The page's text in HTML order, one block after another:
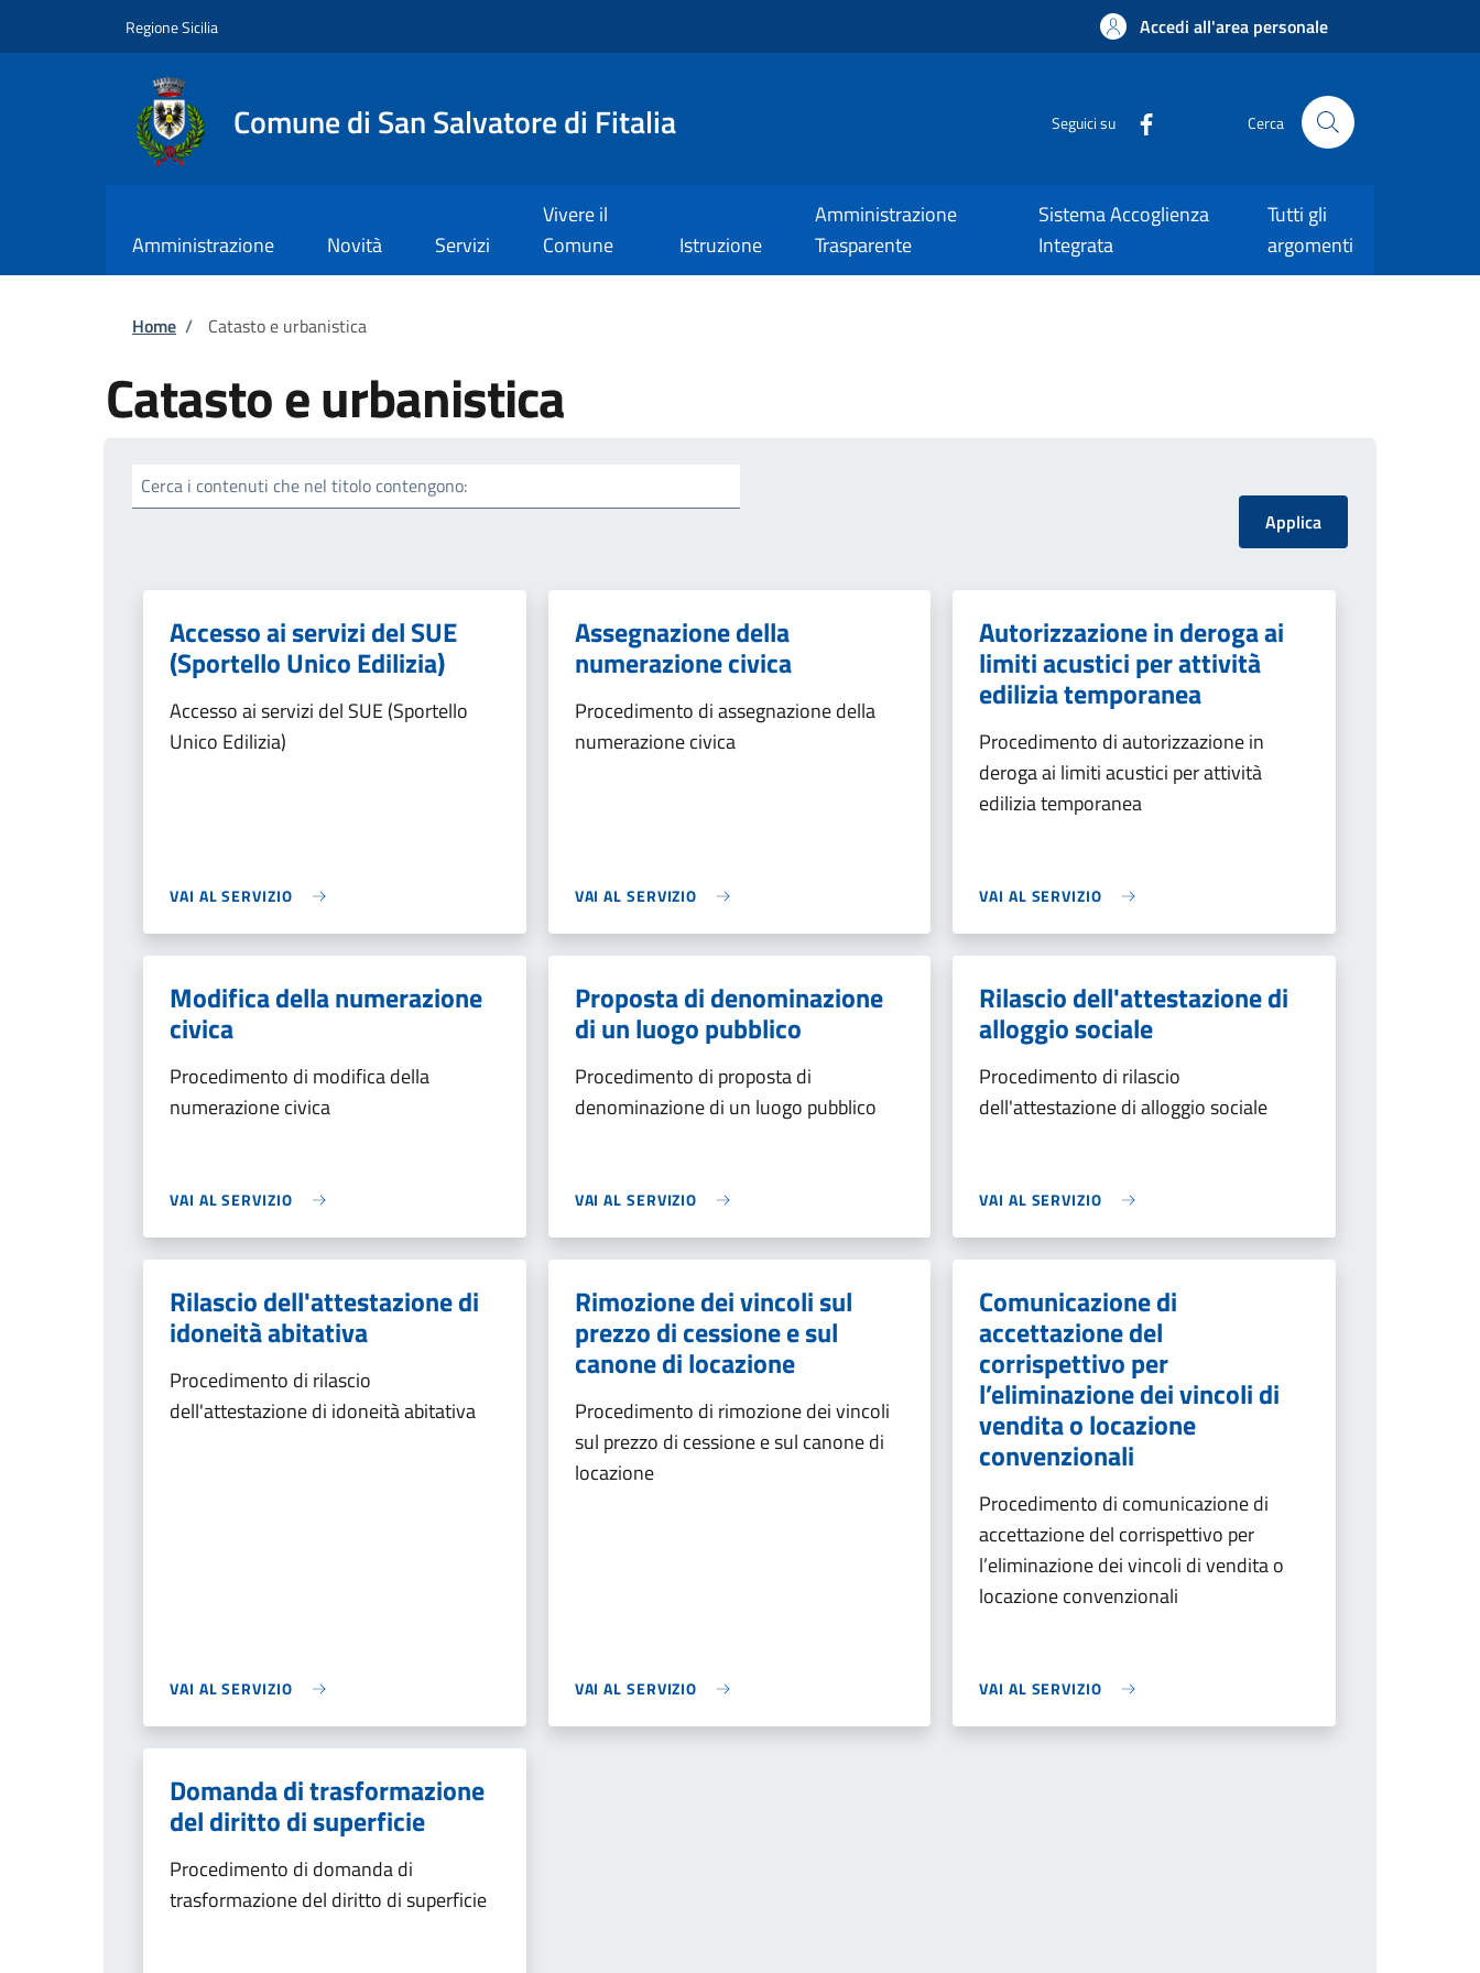
Regione Sicilia Accedi all'area personale
Comune di San Salvatore di Fitalia Seguici su Cerca
Amministrazione Novità Servizi
Vivere il
Comune
Istruzione
Amministrazione
Trasparente
Sistema Accoglienza
Integrata
Tutti gli
argomenti
Briciole di pane
Home / Catasto e urbanistica
Catasto e urbanistica
Cerca i contenuti che nel titolo contengono:
Accesso ai servizi del SUE
(Sportello Unico Edilizia)
Accesso ai servizi del SUE (Sportello
Unico Edilizia)
VAI AL SERVIZIO
Assegnazione della
numerazione civica
Procedimento di assegnazione della
numerazione civica
VAI AL SERVIZIO
Autorizzazione in deroga ai
limiti acustici per attività
edilizia temporanea
Procedimento di autorizzazione in
deroga ai limiti acustici per attività
edilizia temporanea
VAI AL SERVIZIO
Modifica della numerazione
civica
Procedimento di modifica della
numerazione civica
VAI AL SERVIZIO
Proposta di denominazione
di un luogo pubblico
Procedimento di proposta di
denominazione di un luogo pubblico
VAI AL SERVIZIO
Rilascio dell'attestazione di
alloggio sociale
Procedimento di rilascio
dell'attestazione di alloggio sociale
VAI AL SERVIZIO
Rilascio dell'attestazione di
idoneità abitativa
Procedimento di rilascio
dell'attestazione di idoneità abitativa
VAI AL SERVIZIO
Rimozione dei vincoli sul
prezzo di cessione e sul
canone di locazione
Procedimento di rimozione dei vincoli
sul prezzo di cessione e sul canone di
locazione
VAI AL SERVIZIO
Comunicazione di
accettazione del
corrispettivo per
l’eliminazione dei vincoli di
vendita o locazione
convenzionali
Procedimento di comunicazione di
accettazione del corrispettivo per
l’eliminazione dei vincoli di vendita o
locazione convenzionali
VAI AL SERVIZIO
Domanda di trasformazione
del diritto di superficie
Procedimento di domanda di
trasformazione del diritto di superficie